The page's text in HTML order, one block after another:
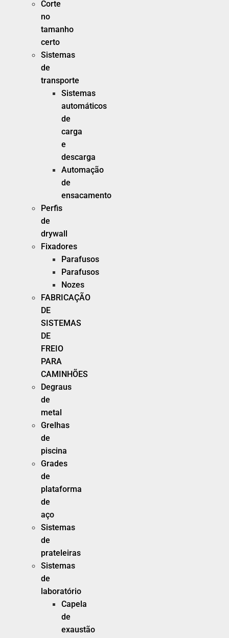
Corte
no
tamanho
certo
Sistemas
de
transporte
Sistemas
automáticos
de
carga
e
descarga
Automação
de
ensacamento
Perfis
de
drywall
Fixadores
Parafusos
Parafusos
Nozes
FABRICAÇÃO
DE
SISTEMAS
DE
FREIO
PARA
CAMINHÕES
Degraus
de
metal
Grelhas
de
piscina
Grades
de
plataforma
de
aço
Sistemas
de
prateleiras
Sistemas
de
laboratório
Capela
de
exaustão